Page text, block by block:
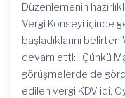
Düzenlemenin
Vergi Konseyi içinde
başladıklarını
devam etti: “Çünkü
görüşmelerde de
edilen vergi KDV idi.